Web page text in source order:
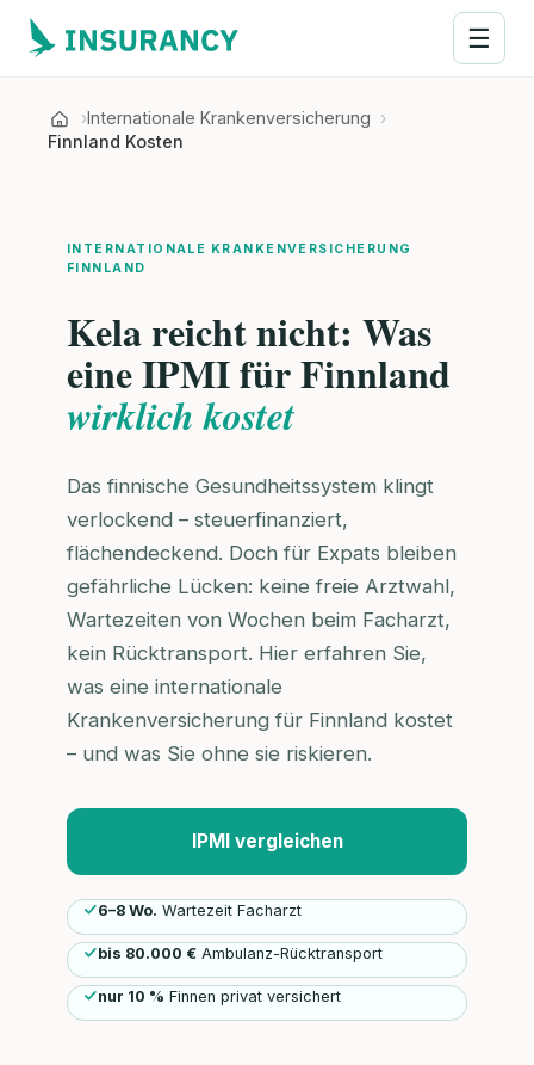
☰
Internationale Krankenversicherung
Finnland Kosten
INTERNATIONALE KRANKENVERSICHERUNG
FINNLAND
Kela reicht nicht: Was
eine IPMI für Finnland
wirklich kostet
Das finnische Gesundheitssystem klingt
verlockend – steuerfinanziert,
flächendeckend. Doch für Expats bleiben
gefährliche Lücken: keine freie Arztwahl,
Wartezeiten von Wochen beim Facharzt,
kein Rücktransport. Hier erfahren Sie,
was eine internationale
Krankenversicherung für Finnland kostet
– und was Sie ohne sie riskieren.
IPMI vergleichen
6–8 Wo. Wartezeit Facharzt
bis 80.000 € Ambulanz-Rücktransport
nur 10 % Finnen privat versichert